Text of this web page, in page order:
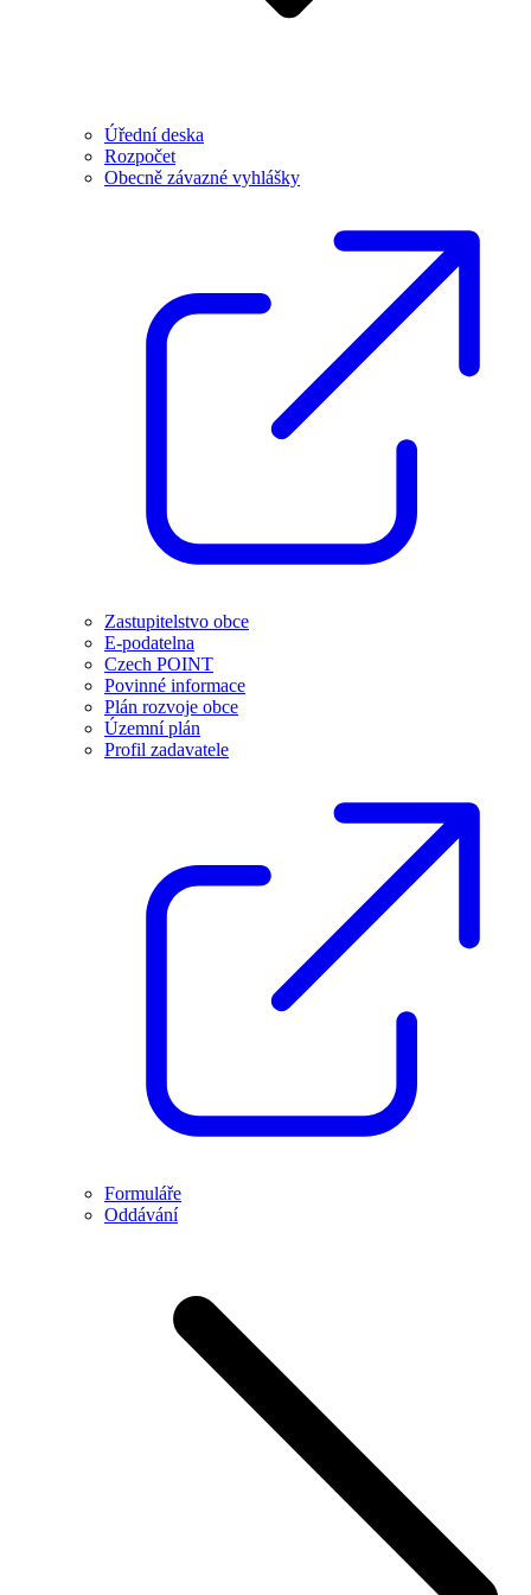
Úřední deska
Rozpočet
Obecně závazné vyhlášky
Zastupitelstvo obce
E-podatelna
Czech POINT
Povinné informace
Plán rozvoje obce
Územní plán
Profil zadavatele
Formuláře
Oddávání